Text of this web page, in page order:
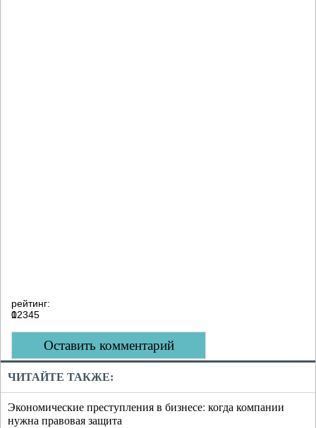
рейтинг:
0
12345
Оставить комментарий
ЧИТАЙТЕ ТАКЖЕ:
Экономические преступления в бизнесе: когда компании
нужна правовая защита